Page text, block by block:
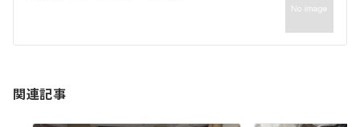
ョ
関連記事